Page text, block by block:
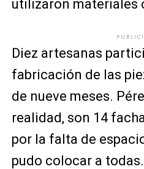
utilizaron materiales
Diez artesanas
fabricación de las
de nueve meses.
realidad, son 14
por la falta de
pudo colocar a todas.